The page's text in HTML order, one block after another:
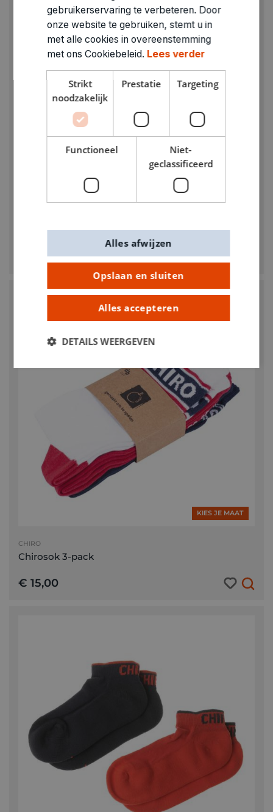
Kousenbroek rood
€ 22,00
KIES JE MAAT
CHIRO
Chirosok 3-pack
€ 15,00
gebruikerservaring te verbeteren. Door
onze website te gebruiken, stemt u in
met alle cookies in overeenstemming
met ons Cookiebeleid. Lees verder
Strikt
noodzakelijk
Prestatie Targeting
Functioneel
Niet-
geclassificeerd
Opslaan en sluiten
Alles accepteren
Alles afwijzen
DETAILS WEERGEVEN